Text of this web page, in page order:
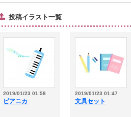
投稿イラスト一覧
2019/01/23 01:58
ピアニカ
2019/01/23 01:47
文具セット